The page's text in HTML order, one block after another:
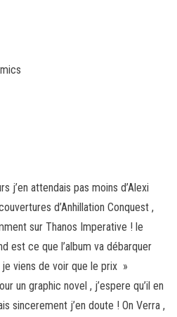
j’en attendais pas moins d’Alexi
d’Anhillation Conquest ,
sur Thanos Imperative ! le
est ce que l’album va débarquer
viens de voir que le prix »
un graphic novel , j’espere qu’il en
sincerement j’en doute ! On Verra ,